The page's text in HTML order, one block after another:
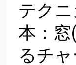
テク
本：
るチャ